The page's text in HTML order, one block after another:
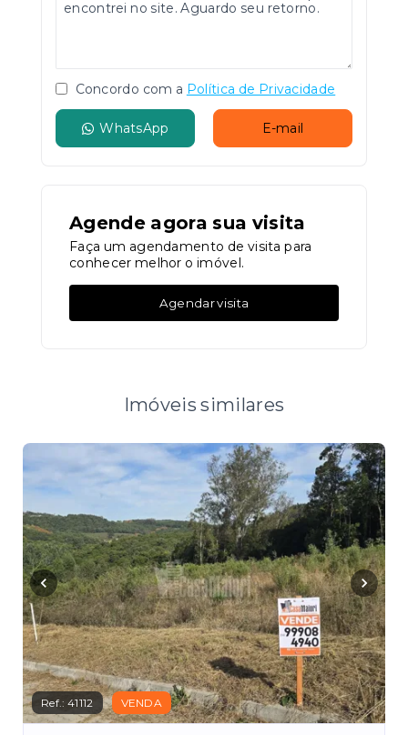
Concordo com a Política de Privacidade
WhatsApp E-mail
Agende agora sua visita
Faça um agendamento de visita para
conhecer melhor o imóvel.
Agendar visita
Imóveis similares
Ref.:41112 VENDA